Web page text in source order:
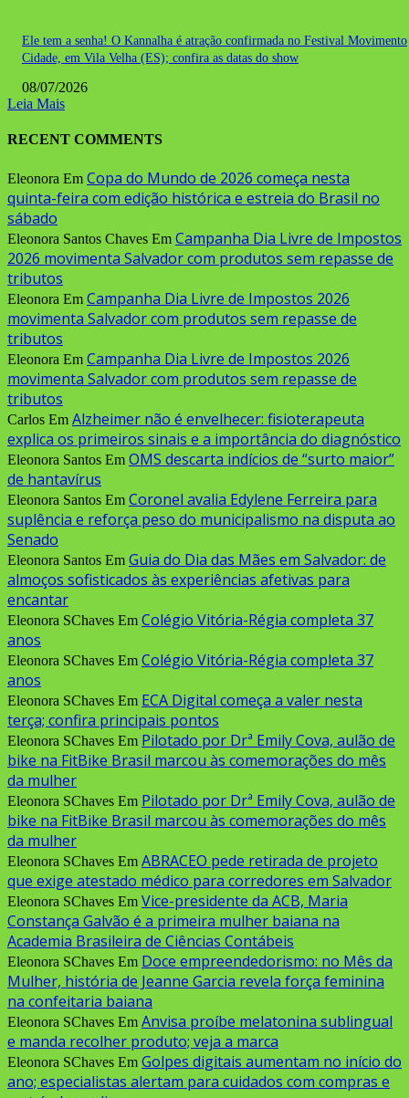
Ele tem a senha! O Kannalha é atração confirmada no Festival Movimento
Cidade, em Vila Velha (ES); confira as datas do show
08/07/2026
Leia Mais
RECENT COMMENTS
Eleonora Em Copa do Mundo de 2026 começa nesta
quinta-feira com edição histórica e estreia do Brasil no
sábado
Eleonora Santos Chaves Em Campanha Dia Livre de Impostos
2026 movimenta Salvador com produtos sem repasse de
tributos
Eleonora Em Campanha Dia Livre de Impostos 2026
movimenta Salvador com produtos sem repasse de
tributos
Eleonora Em Campanha Dia Livre de Impostos 2026
movimenta Salvador com produtos sem repasse de
tributos
Carlos Em Alzheimer não é envelhecer: fisioterapeuta
explica os primeiros sinais e a importância do diagnóstico
Eleonora Santos Em OMS descarta indícios de “surto maior”
de hantavírus
Eleonora Santos Em Coronel avalia Edylene Ferreira para
suplência e reforça peso do municipalismo na disputa ao
Senado
Eleonora Santos Em Guia do Dia das Mães em Salvador: de
almoços sofisticados às experiências afetivas para
encantar
Eleonora SChaves Em Colégio Vitória-Régia completa 37
anos
Eleonora SChaves Em Colégio Vitória-Régia completa 37
anos
Eleonora SChaves Em ECA Digital começa a valer nesta
terça; confira principais pontos
Eleonora SChaves Em Pilotado por Drª Emily Cova, aulão de
bike na FitBike Brasil marcou às comemorações do mês
da mulher
Eleonora SChaves Em Pilotado por Drª Emily Cova, aulão de
bike na FitBike Brasil marcou às comemorações do mês
da mulher
Eleonora SChaves Em ABRACEO pede retirada de projeto
que exige atestado médico para corredores em Salvador
Eleonora SChaves Em Vice-presidente da ACB, Maria
Constança Galvão é a primeira mulher baiana na
Academia Brasileira de Ciências Contábeis
Eleonora SChaves Em Doce empreendedorismo: no Mês da
Mulher, história de Jeanne Garcia revela força feminina
na confeitaria baiana
Eleonora SChaves Em Anvisa proíbe melatonina sublingual
e manda recolher produto; veja a marca
Eleonora SChaves Em Golpes digitais aumentam no início do
ano; especialistas alertam para cuidados com compras e